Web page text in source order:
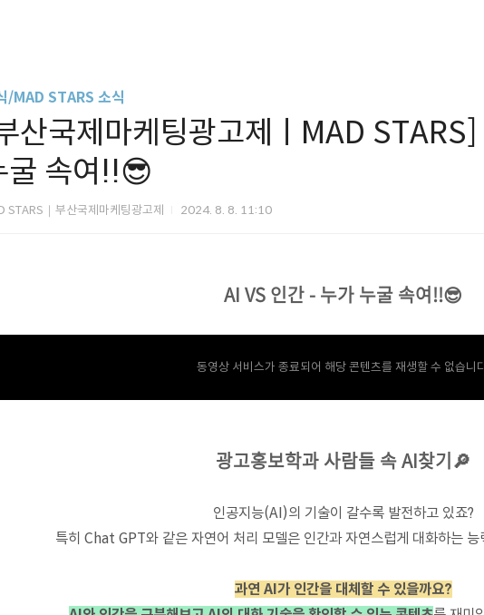
/MAD STARS 소식
산국제마케팅광고제ㅣMAD
굴 속여!!😎
STARS｜부산국제마케팅광고제 2024. 8. 8. 11:10
AI VS 인간 - 누가 누굴 속여!!😎
동영상 서비스가 종료되어 해당 콘텐츠를 재생할 수 없습니
광고홍보학과 사람들 속 AI찾기🔎
인공지능(AI)의 기술이 갈수록 발전하고 있죠?
특히 Chat GPT와 같은 자연어 처리 모델은 인간과 자연스럽게 대화하는
과연 AI가 인간을 대체할 수 있을까요?